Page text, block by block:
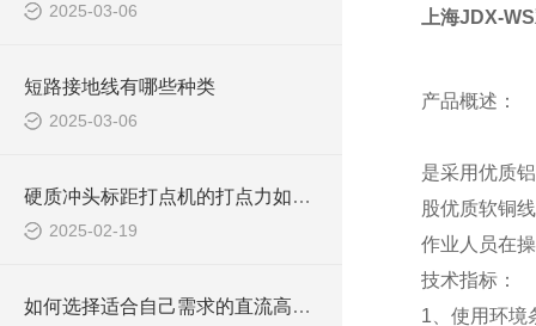
2025-03-06
短路接地线有哪些种类
2025-03-06
硬质冲头标距打点机的打点力如何调节
2025-02-19
如何选择适合自己需求的直流高压发生器？
上海JDX-
产品概述：
是采用优质
股优质软铜
作业人员在
技术指标：
1、使用环境